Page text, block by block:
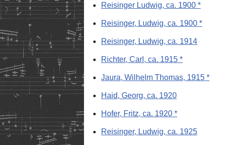
Reisinger Ludwig, ca. 1900 *
Reisinger, Ludwig, ca. 1900 *
Reisinger, Ludwig, ca. 1914
Richter, Carl, ca. 1915 *
Jaura, Wilhelm Thomas, 1915 *
Haid, Georg, ca. 1920
Hofer, Fritz, ca. 1920 *
Reisinger, Ludwig, ca. 1925